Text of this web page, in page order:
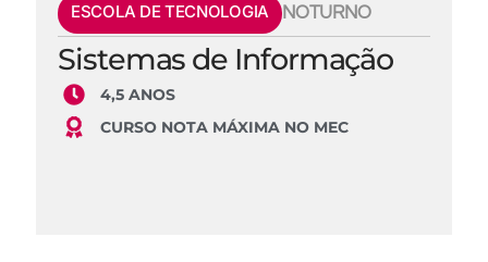
ESCOLA DE TECNOLOGIA NOTURNO
Sistemas de Informação
4,5 ANOS
CURSO NOTA MÁXIMA NO MEC